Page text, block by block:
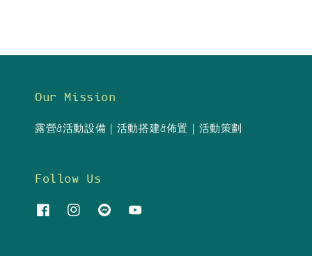
Our Mission
露營&活動設備｜活動搭建&佈置｜活動策劃
Follow Us